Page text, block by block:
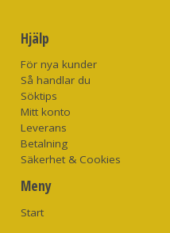
Hjälp
För nya kunder
Så handlar du
Söktips
Mitt konto
Leverans
Betalning
Säkerhet & Cookies
Meny
Start